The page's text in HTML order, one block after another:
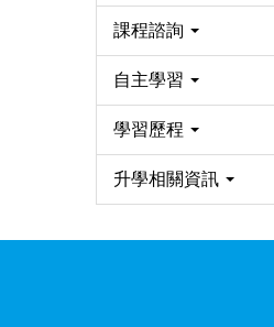
課程諮詢
自主學習
學習歷程
升學相關資訊